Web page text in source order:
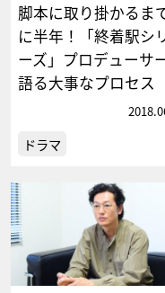
脚本に取り掛かるま
に半年！「終着駅シ
ーズ」プロデューサ
語る大事なプロセス
ドラマ